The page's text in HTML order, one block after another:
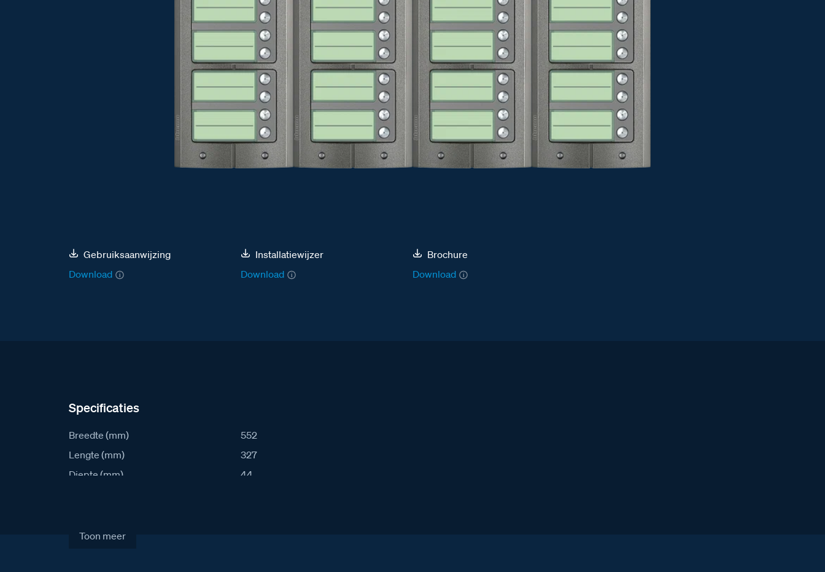
Gebruiksaanwijzing
Download
Installatiewijzer
Download
Brochure
Download
Specificaties
Breedte (mm)
552
Lengte (mm)
327
Diepte (mm)
44
Stroomafname in rust (mA)
Toon meer